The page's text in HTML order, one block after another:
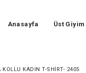
Anasayfa Üst Giyim
KOLLU KADIN T-SHIRT- 2405